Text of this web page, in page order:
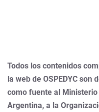
Todos los contenidos
la web de OSPEDYC
como fuente al Ministerio
Argentina, a la